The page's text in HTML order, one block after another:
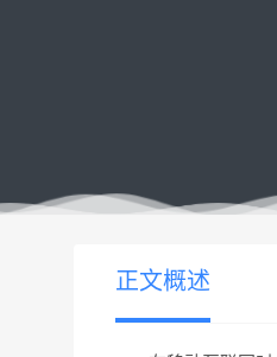
当前位置： 易速网站优化公司
正文概述